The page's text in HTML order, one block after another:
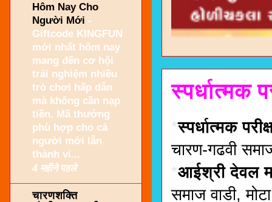
स्पर्धात्मक
*स्पर्धात्मक
चारण-गढवी
*आईश्री देवल
समाज वाडी,
Hôm Nay Cho
Người Mới -
Giftcode KINGFUN
mới nhất hôm nay
mang đến cơ hội
trải nghiệm nhiều
trò chơi hấp dẫn
mà không cần nạp
tiền. Mã thưởng
phù hợp cho cả
người mới lẫn
thành vi...
4 महीने पहले
चारणशक्ति